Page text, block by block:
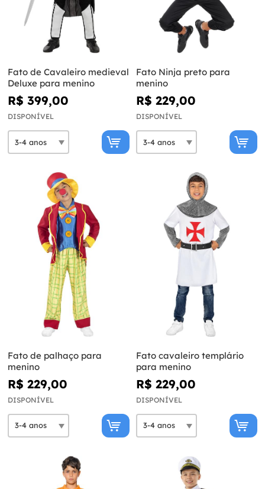
Fato de Cavaleiro medieval
Deluxe para menino
R$ 399,00
DISPONÍVEL
Fato Ninja preto para
menino
R$ 229,00
DISPONÍVEL
Fato de palhaço para
menino
R$ 229,00
DISPONÍVEL
Fato cavaleiro templário
para menino
R$ 229,00
DISPONÍVEL